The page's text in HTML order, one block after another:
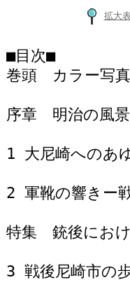
拡大
■目次■
巻頭 カラー写
序章 明治の風景
1 大尼崎へのあ
2 軍靴の響きー
特集 銃後にお
3 戦後尼崎市の